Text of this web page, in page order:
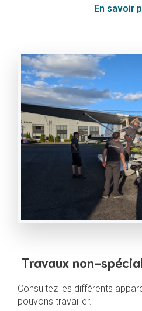
En savoir
Travaux non-
Consultez les différents
pouvons travailler.